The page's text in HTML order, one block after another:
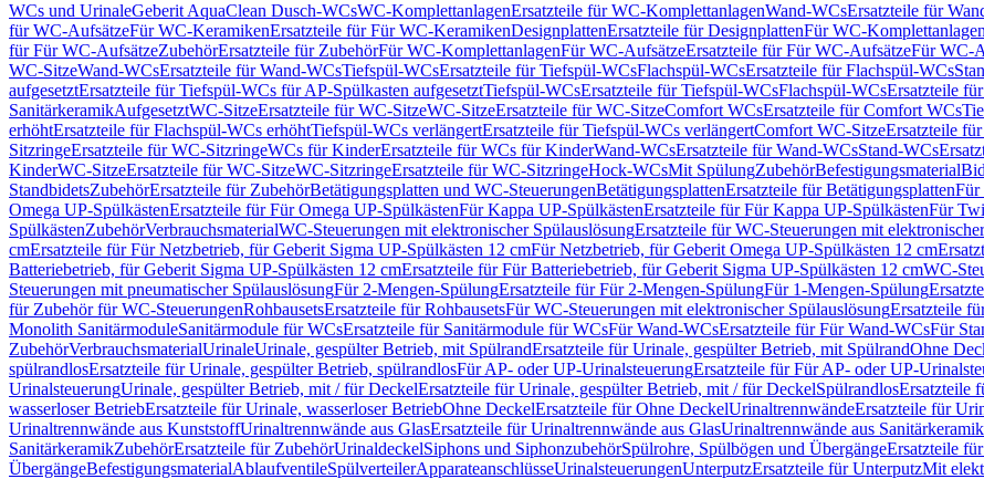
WCs und UrinaleGeberit AquaClean Dusch-WCsWC-KomplettanlagenErsatzteile für WC-KomplettanlagenWand-WCsErsatzteile für
für WC-AufsätzeFür WC-KeramikenErsatzteile für Für WC-KeramikenDesignplattenErsatzteile für DesignplattenFür WC-Komplettanlagen
für Für WC-AufsätzeZubehörErsatzteile für ZubehörFür WC-KomplettanlagenFür WC-AufsätzeErsatzteile für Für WC-AufsätzeFür WC-
WC-SitzeWand-WCsErsatzteile für Wand-WCsTiefspül-WCsErsatzteile für Tiefspül-WCsFlachspül-WCsErsatzteile für Flachspül-WCs
aufgesetztErsatzteile für Tiefspül-WCs für AP-Spülkasten aufgesetztTiefspül-WCsErsatzteile für Tiefspül-WCsFlachspül-WCsErsatzteile
SanitärkeramikAufgesetztWC-SitzeErsatzteile für WC-SitzeWC-SitzeErsatzteile für WC-SitzeComfort WCsErsatzteile für Comfort WCs
erhöhtErsatzteile für Flachspül-WCs erhöhtTiefspül-WCs verlängertErsatzteile für Tiefspül-WCs verlängertComfort WC-SitzeErsatzteile
SitzringeErsatzteile für WC-SitzringeWCs für KinderErsatzteile für WCs für KinderWand-WCsErsatzteile für Wand-WCsStand-WCs
KinderWC-SitzeErsatzteile für WC-SitzeWC-SitzringeErsatzteile für WC-SitzringeHock-WCsMit SpülungZubehörBefestigungsmaterial
StandbidetsZubehörErsatzteile für ZubehörBetätigungsplatten und WC-SteuerungenBetätigungsplattenErsatzteile für BetätigungsplattenFür
Omega UP-SpülkästenErsatzteile für Für Omega UP-SpülkästenFür Kappa UP-SpülkästenErsatzteile für Für Kappa UP-SpülkästenFür
SpülkästenZubehörVerbrauchsmaterialWC-Steuerungen mit elektronischer SpülauslösungErsatzteile für WC-Steuerungen mit
cmErsatzteile für Für Netzbetrieb, für Geberit Sigma UP-Spülkästen 12 cmFür Netzbetrieb, für Geberit Omega UP-Spülkästen 12 cm
Batteriebetrieb, für Geberit Sigma UP-Spülkästen 12 cmErsatzteile für Für Batteriebetrieb, für Geberit Sigma UP-Spülkästen 12 cmWC-
Steuerungen mit pneumatischer SpülauslösungFür 2-Mengen-SpülungErsatzteile für Für 2-Mengen-SpülungFür 1-Mengen-Spülung
für Zubehör für WC-SteuerungenRohbausetsErsatzteile für RohbausetsFür WC-Steuerungen mit elektronischer SpülauslösungErsatzteile
Monolith SanitärmoduleSanitärmodule für WCsErsatzteile für Sanitärmodule für WCsFür Wand-WCsErsatzteile für Für Wand-WCsFür
ZubehörVerbrauchsmaterialUrinaleUrinale, gespülter Betrieb, mit SpülrandErsatzteile für Urinale, gespülter Betrieb, mit SpülrandOhne
spülrandlosErsatzteile für Urinale, gespülter Betrieb, spülrandlosFür AP- oder UP-UrinalsteuerungErsatzteile für Für AP- oder UP-
UrinalsteuerungUrinale, gespülter Betrieb, mit / für DeckelErsatzteile für Urinale, gespülter Betrieb, mit / für DeckelSpülrandlosErsatzteile
wasserloser BetriebErsatzteile für Urinale, wasserloser BetriebOhne DeckelErsatzteile für Ohne DeckelUrinaltrennwändeErsatzteile für
Urinaltrennwände aus KunststoffUrinaltrennwände aus GlasErsatzteile für Urinaltrennwände aus GlasUrinaltrennwände aus Sanitärkeramik
SanitärkeramikZubehörErsatzteile für ZubehörUrinaldeckelSiphons und SiphonzubehörSpülrohre, Spülbögen und ÜbergängeErsatzteile
ÜbergängeBefestigungsmaterialAblaufventileSpülverteilerApparateanschlüsseUrinalsteuerungenUnterputzErsatzteile für UnterputzMit